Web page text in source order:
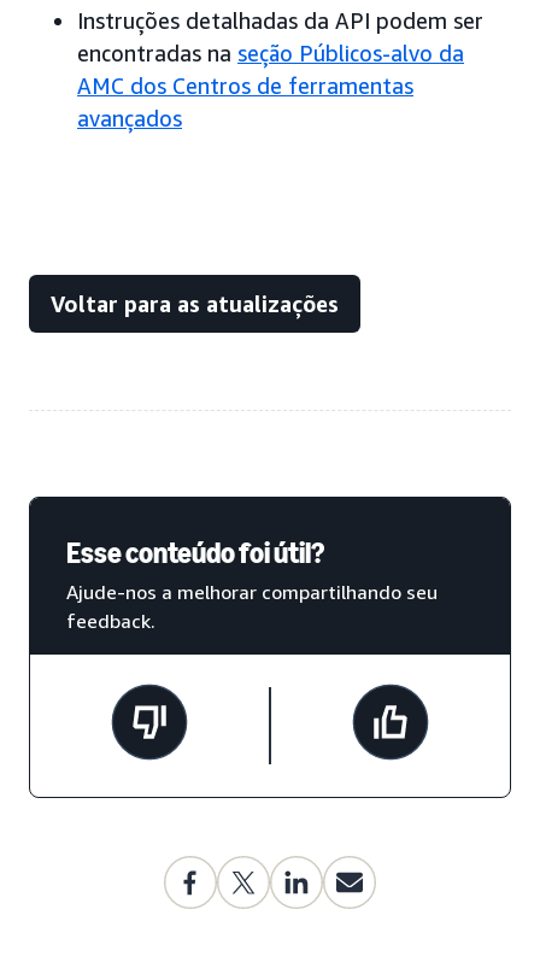
Instruções detalhadas da API podem ser
encontradas na seção Públicos-alvo da
AMC dos Centros de ferramentas
avançados
Voltar para as atualizações
Esse conteúdo foi útil?
Ajude-nos a melhorar compartilhando seu
feedback.